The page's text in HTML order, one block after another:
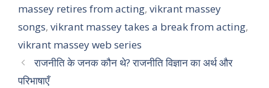
massey retires from acting, vikrant massey
songs, vikrant massey takes a break from acting,
vikrant massey web series
राजनीति के जनक कौन थे? राजनीति विज्ञान का अर्थ और
परिभाषाएँ